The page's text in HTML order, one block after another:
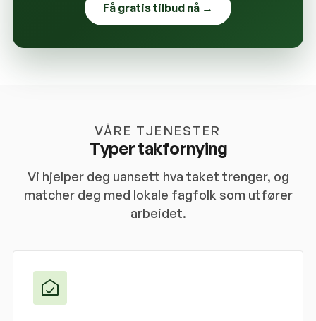
Få gratis tilbud nå →
VÅRE TJENESTER
Typer takfornying
Vi hjelper deg uansett hva taket trenger, og
matcher deg med lokale fagfolk som utfører
arbeidet.